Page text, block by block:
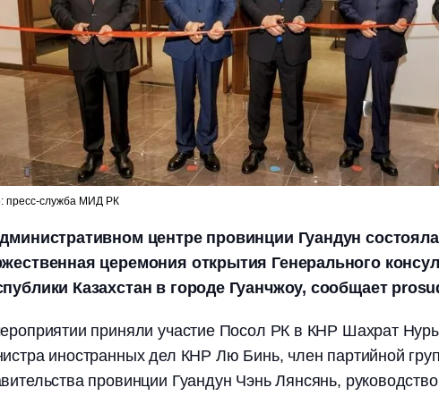
пресс-служба МИД РК
центре провинции Гуандун
церемония открытия Генерального
Казахстан в городе Гуанчжоу, сообщает
приняли участие Посол РК в КНР Шахрат
иностранных дел КНР Лю Бинь, член партийной
провинции Гуандун Чэнь Лянсянь,